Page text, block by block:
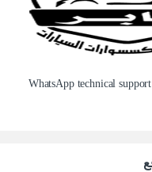
WhatsApp technical